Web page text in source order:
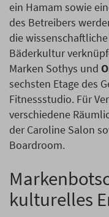
ein Hamam sowie
des Betreibers
die
Bäderkultur
Marken Sothys und
sechsten Etage des
Fitnessstudio. Für
verschiedene
der Caroline Salon
Boardroom.
kulturelles